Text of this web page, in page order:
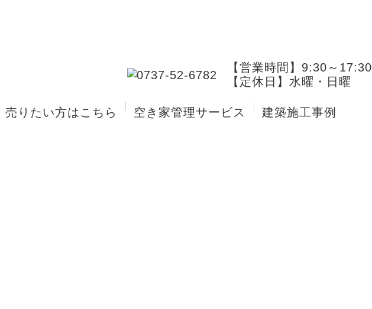
【営業時間】9:30～17:30
【定休日】水曜・日曜
売りたい方はこちら 空き家管理サービス 建築施工事例